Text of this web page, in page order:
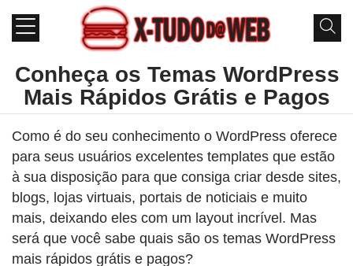
Conheça os Temas WordPress
Mais Rápidos Grátis e Pagos
Como é do seu conhecimento o WordPress oferece
para seus usuários excelentes templates que estão
à sua disposição para que consiga criar desde sites,
blogs, lojas virtuais, portais de noticiais e muito
mais, deixando eles com um layout incrível. Mas
será que você sabe quais são os temas WordPress
mais rápidos grátis e pagos?